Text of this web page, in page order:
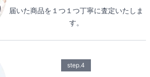
届いた商品を１つ１つ丁寧に査定いたしま
す。
step.4